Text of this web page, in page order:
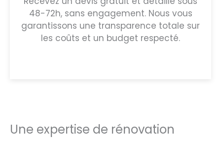
48-72h, sans engagement. Nous vous
garantissons une transparence totale sur
les coûts et un budget respecté.
Une expertise de rénovation